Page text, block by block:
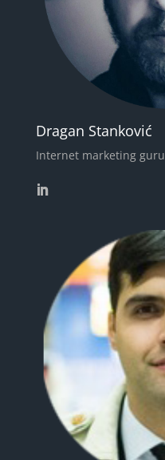
Dragan Stanković
Internet marketing guru